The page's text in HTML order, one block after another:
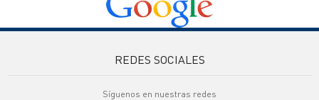
REDES SOCIALES
Síguenos en nuestras redes